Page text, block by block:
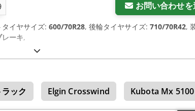
お問い合わせ
イヤサイズ: 600/70R28, 後輪タイヤサイズ: 710/70R42,
ーキ,
ック
Elgin Crosswind Kubota Mx 5100